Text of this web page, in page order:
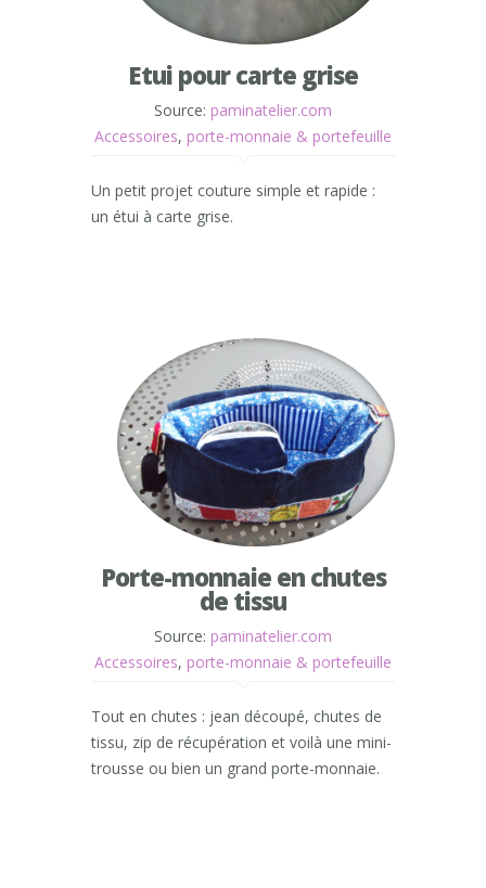
Etui pour carte grise
Source: paminatelier.com
Accessoires, porte-monnaie & portefeuille
Un petit projet couture simple et rapide :
un étui à carte grise.
Porte-monnaie en chutes
de tissu
Source: paminatelier.com
Accessoires, porte-monnaie & portefeuille
Tout en chutes : jean découpé, chutes de
tissu, zip de récupération et voilà une mini-
trousse ou bien un grand porte-monnaie.